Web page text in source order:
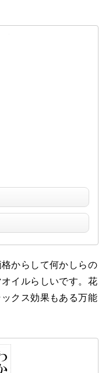
からして何かしらの
イルらしいです。花
クス効果もある万能